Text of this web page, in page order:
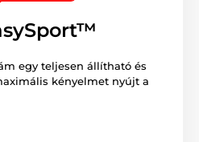
egy teljesen állítható és
kényelmet nyújt a